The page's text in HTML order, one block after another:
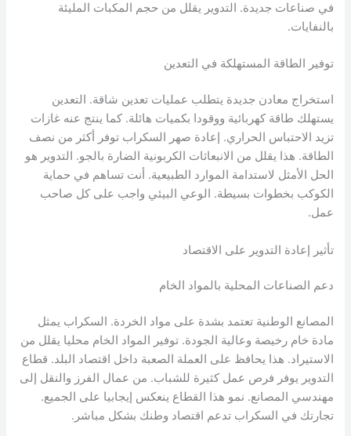
في صناعات جديدة. التدوير يقلل من حجم المكبات المليئة
بالنفايات.
توفير الطاقة المستهلكة في التعدين
استخراج معادن جديدة يتطلب عمليات تعدين شاقة. التعدين
يستهلك طاقة كهربائية ووقودا بكميات هائلة. كما ينتج عنه غازات
تزيد الاحتباس الحراري. إعادة صهر السكراب توفر أكثر من نصف
الطاقة. هذا يقلل من الانبعاثات الكربونية الضارة بالجو. التدوير هو
الحل الأمثل لاستدامة الموارد الطبيعية. أنت تساهم في حماية
الكوكب بخطوات بسيطة. الوعي البيئي واجب على كل صاحب
عمل.
تأثير إعادة التدوير على الاقتصاد
دعم الصناعات المحلية بالمواد الخام
المصانع الوطنية تعتمد بشدة على مواد الخردة. السكراب يمثل
مادة خام رخيصة وعالية الجودة. توفير المواد الخام محليا يقلل من
الاستيراد. هذا يحافظ على العملة الصعبة داخل اقتصاد البلد. قطاع
التدوير يوفر فرص عمل كثيرة للشباب. من عمال الفرز والنقل إلى
مهندسي المصانع. نمو هذا القطاع ينعكس إيجابيا على الجميع.
تجارتك في السكراب تدعم اقتصاد وطنك بشكل مباشر.